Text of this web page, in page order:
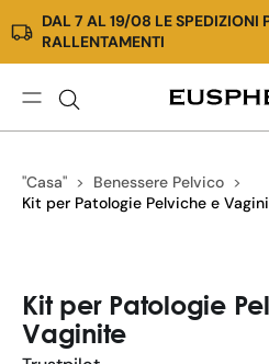
Vai
direttamente
ai
contenuti
DAL 7 AL 19/08 LE SPEDIZIONI
RALLENTAMENTI
Pelviche
e
"Casa"
Benessere Pelvico
Kit per Patologie Pelviche e
alle
informazioni
sul
prodotto
Kit per Patologie
Vaginite